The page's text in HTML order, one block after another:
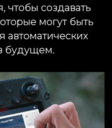
чтобы создавать
могут быть
автоматических
будущем.